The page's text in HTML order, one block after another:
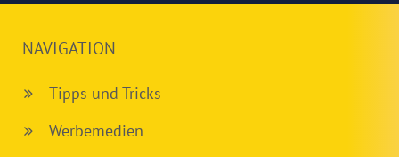
NAVIGATION
Tipps und Tricks
Werbemedien